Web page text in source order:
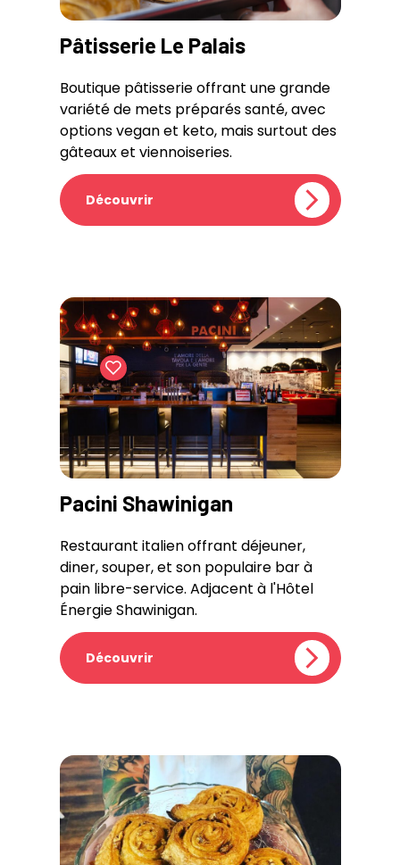
Pâtisserie Le Palais
Boutique pâtisserie offrant une grande
variété de mets préparés santé, avec
options vegan et keto, mais surtout des
gâteaux et viennoiseries.
Découvrir
Pacini Shawinigan
Restaurant italien offrant déjeuner,
diner, souper, et son populaire bar à
pain libre-service. Adjacent à l'Hôtel
Énergie Shawinigan.
Découvrir